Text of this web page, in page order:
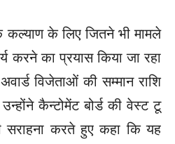
कल्याण के लिए जितने भी मामले
करने का प्रयास किया जा रहा
विजेताओं की सम्मान राशि
कैन्टोमेंट बोर्ड की वेस्ट टू
सराहना करते हुए कहा कि यह